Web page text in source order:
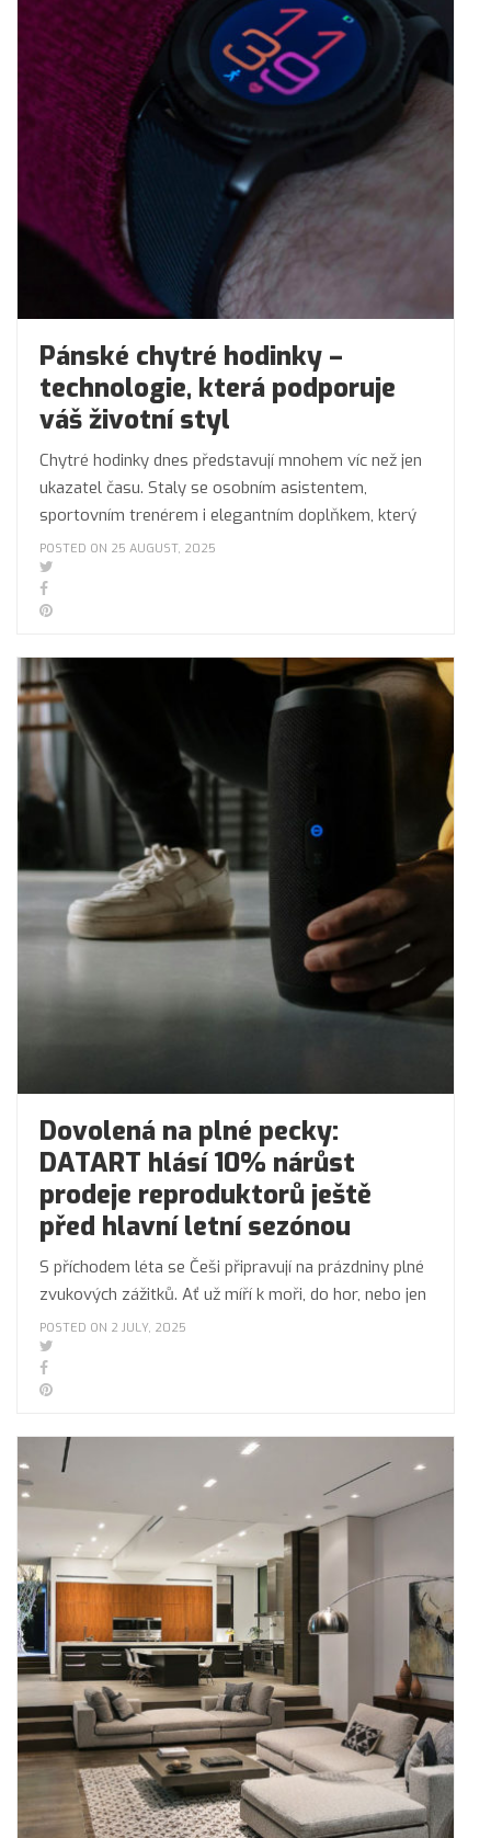
Pánské chytré hodinky –
technologie, která podporuje
váš životní styl
Chytré hodinky dnes představují mnohem víc než jen
ukazatel času. Staly se osobním asistentem,
sportovním trenérem i elegantním doplňkem, který
POSTED ON 25 AUGUST, 2025
Dovolená na plné pecky:
DATART hlásí 10% nárůst
prodeje reproduktorů ještě
před hlavní letní sezónou
S příchodem léta se Češi připravují na prázdniny plné
zvukových zážitků. Ať už míří k moři, do hor, nebo jen
POSTED ON 2 JULY, 2025